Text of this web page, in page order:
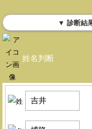
▼ 診断結
姓名判断